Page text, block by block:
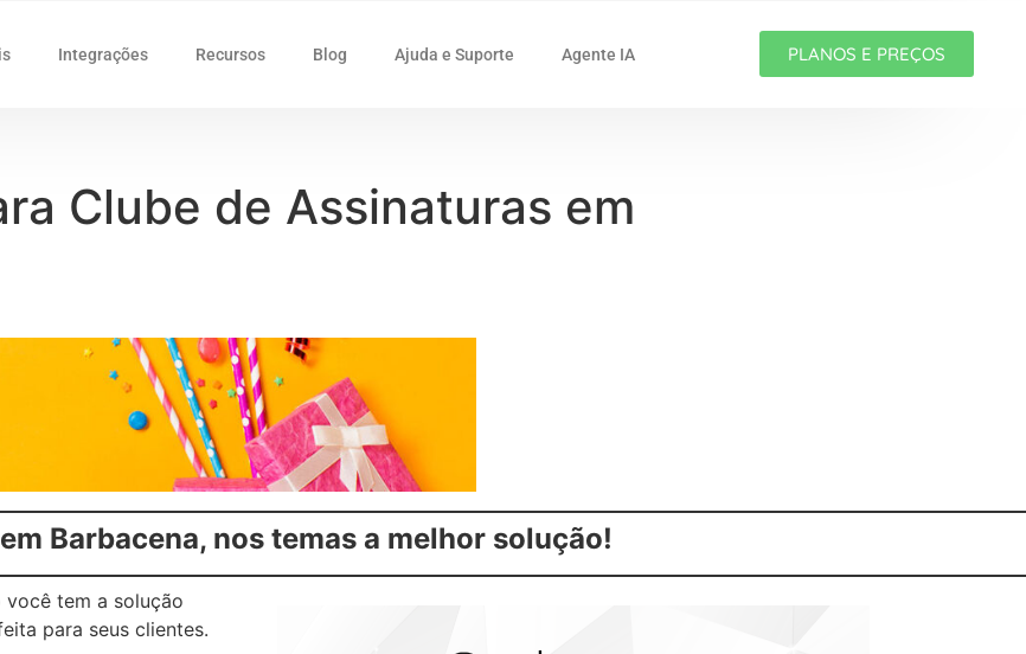
Integrações Recursos Blog Ajuda e Suporte Agente IA PLANOS E PREÇOS
Clube de Assinaturas em
Barbacena, nos temas a melhor solução!
tem a solução
para seus clientes.